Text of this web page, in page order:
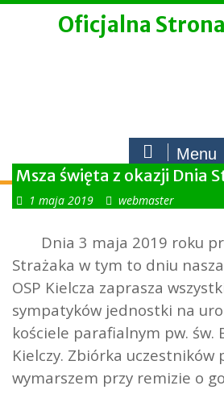
Skip
Oficjalna
Menu
Msza święta z okazji Dnia
1 maja 2019 webmaster
Dnia 3 maja 2019 roku
Strażaka w tym to dniu
OSP Kielcza zaprasza
sympatyków jednostki na
kościele parafialnym pw. św.
Kielczy. Zbiórka uczestników
wymarszem przy remizie o